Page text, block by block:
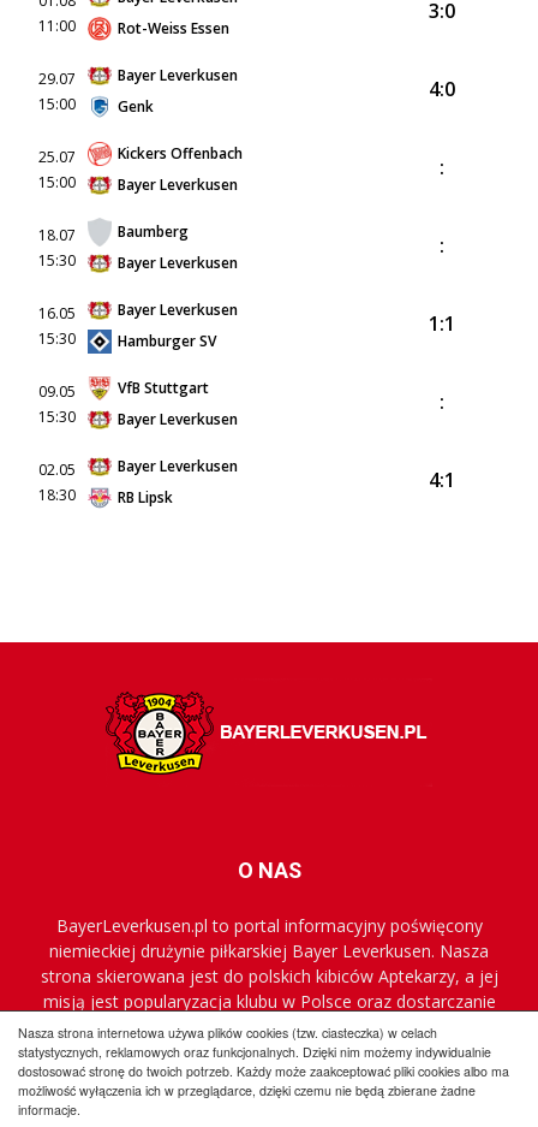
Nasza strona internetowa używa plików cookies (tzw. ciasteczka) w celach
statystycznych, reklamowych oraz funkcjonalnych. Dzięki nim możemy indywidualnie
dostosować stronę do twoich potrzeb. Każdy może zaakceptować pliki cookies albo ma
możliwość wyłączenia ich w przeglądarce, dzięki czemu nie będą zbierane żadne
informacje.
11:00
Rot-Weiss Essen
3:0
29.07
15:00
Bayer Leverkusen
Genk
4:0
25.07
15:00
Kickers Offenbach
Bayer Leverkusen
:
18.07
15:30
Baumberg
Bayer Leverkusen
:
16.05
15:30
Bayer Leverkusen
Hamburger SV
1:1
09.05
15:30
VfB Stuttgart
Bayer Leverkusen
:
02.05
18:30
Bayer Leverkusen
RB Lipsk
4:1
O NAS
BayerLeverkusen.pl to portal informacyjny poświęcony
niemieckiej drużynie piłkarskiej Bayer Leverkusen. Nasza
strona skierowana jest do polskich kibiców Aptekarzy, a jej
misją jest popularyzacja klubu w Polsce oraz dostarczanie
najnowszych informacji.
Regulamin Współpraca Reklama
Polityka prywatności